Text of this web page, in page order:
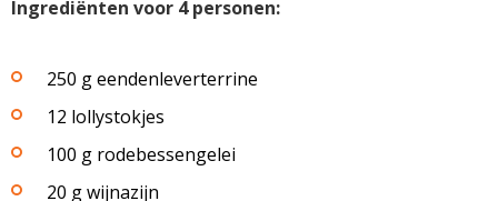
Ingrediënten voor 4 personen:
250 g eendenleverterrine
12 lollystokjes
100 g rodebessengelei
20 g wijnazijn